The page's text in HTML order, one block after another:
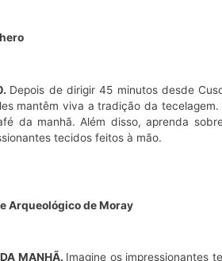
Depois de dirigir 45 minutos desde
mantêm viva a tradição da
da manhã. Além disso, aprenda
tecidos feitos à mão.
Arqueológico de Moray
MANHÃ. Imagine os impressionantes